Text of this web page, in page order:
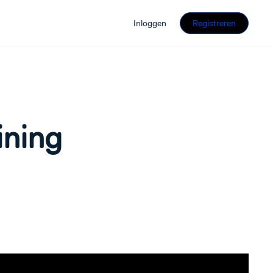
Inloggen Registreren